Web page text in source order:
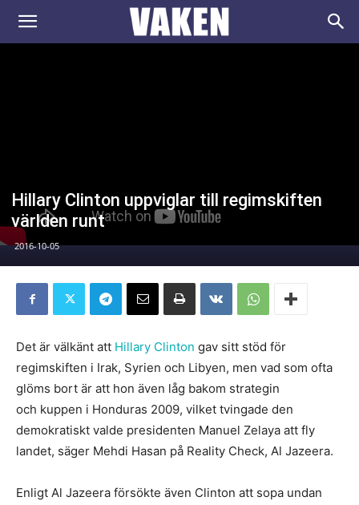
VAKEN.se
Hillary Clinton uppviglar till regimskiften
världen runt
2016-10-05
Det är välkänt att Hillary Clinton gav sitt stöd för
regimskiften i Irak, Syrien och Libyen, men vad som ofta
glöms bort är att hon även låg bakom strategin
och kuppen i Honduras 2009, vilket tvingade den
demokratiskt valde presidenten Manuel Zelaya att fly
landet, säger Mehdi Hasan på Reality Check, Al Jazeera.
Enligt Al Jazeera försökte även Clinton att sopa undan